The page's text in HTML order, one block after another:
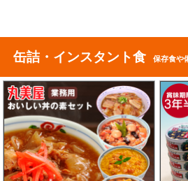
缶詰・インスタント食 保存食や